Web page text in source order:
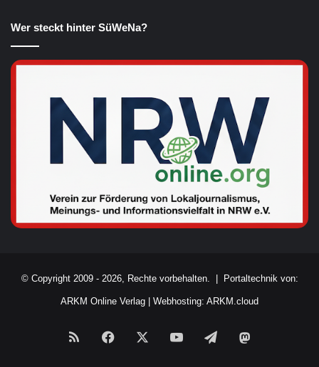
Wer steckt hinter SüWeNa?
© Copyright 2009 - 2026, Rechte vorbehalten. | Portaltechnik von:
ARKM Online Verlag Webhosting: ARKM.cloud
RSS Facebook YouTubeTelegram